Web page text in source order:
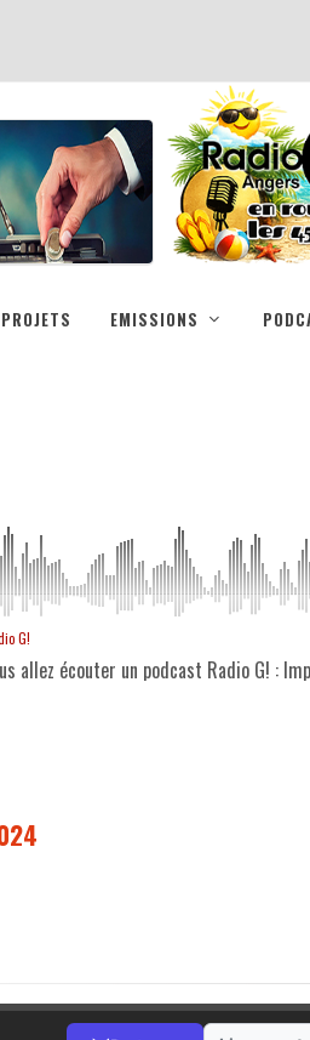
EMISSIONS
G!
allez écouter un podcast Radio G! :